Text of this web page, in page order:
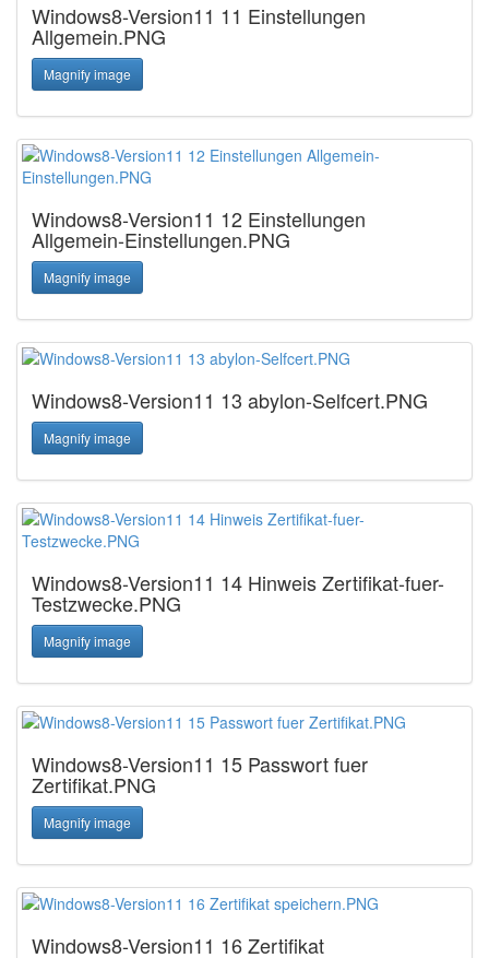
Windows8-Version11 11 Einstellungen
Allgemein.PNG
Magnify image
Windows8-Version11 12 Einstellungen
Allgemein-Einstellungen.PNG
Magnify image
Windows8-Version11 13 abylon-Selfcert.PNG
Magnify image
Windows8-Version11 14 Hinweis Zertifikat-fuer-
Testzwecke.PNG
Magnify image
Windows8-Version11 15 Passwort fuer
Zertifikat.PNG
Magnify image
Windows8-Version11 16 Zertifikat